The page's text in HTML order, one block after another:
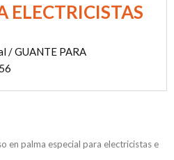
ELECTRICISTAS
/ GUANTE PARA
en palma especial para electricistas e